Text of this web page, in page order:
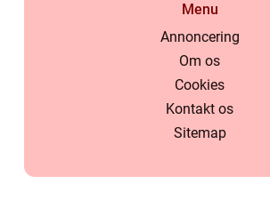
Menu
Annoncering
Om os
Cookies
Kontakt os
Sitemap